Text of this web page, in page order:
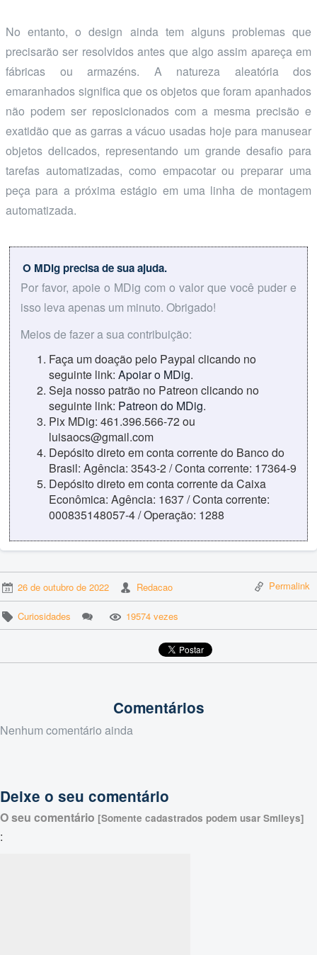
No entanto, o design ainda tem alguns problemas que
precisarão ser resolvidos antes que algo assim apareça em
fábricas ou armazéns. A natureza aleatória dos
emaranhados significa que os objetos que foram apanhados
não podem ser reposicionados com a mesma precisão e
exatidão que as garras a vácuo usadas hoje para manusear
objetos delicados, representando um grande desafio para
tarefas automatizadas, como empacotar ou preparar uma
peça para a próxima estágio em uma linha de montagem
automatizada.
O MDig precisa de sua ajuda.
Por favor, apoie o MDig com o valor que você puder e
isso leva apenas um minuto. Obrigado!
Meios de fazer a sua contribuição:
Faça um doação pelo Paypal clicando no
seguinte link: Apoiar o MDig.
Seja nosso patrão no Patreon clicando no
seguinte link: Patreon do MDig.
Pix MDig: 461.396.566-72 ou
luisaocs@gmail.com
Depósito direto em conta corrente do Banco do
Brasil: Agência: 3543-2 / Conta corrente: 17364-9
Depósito direto em conta corrente da Caixa
Econômica: Agência: 1637 / Conta corrente:
000835148057-4 / Operação: 1288
26 de outubro de 2022 Redacao Permalink
Curiosidades 19574 vezes
Comentários
Nenhum comentário ainda
Deixe o seu comentário
O seu comentário [Somente cadastrados podem usar Smileys]
: